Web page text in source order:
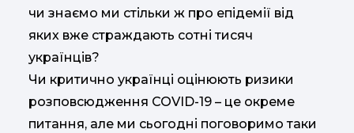
чи знаємо ми стільки ж про епідемії від
яких вже страждають сотні тисяч
українців?
Чи критично українці оцінюють ризики
розповсюдження COVID-19 – це окреме
питання, але ми сьогодні поговоримо таки